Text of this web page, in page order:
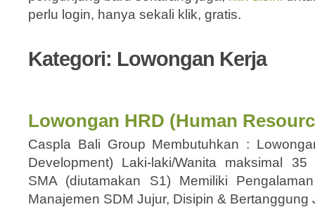
perlu login, hanya sekali klik, gratis.
Kategori: Lowongan Kerja
Lowongan HRD (Human
Caspla Bali Group Membutuhkan :
Development) Laki-laki/Wanita maksimal
SMA (diutamakan S1) Memiliki
Manajemen SDM Jujur, Disipin &